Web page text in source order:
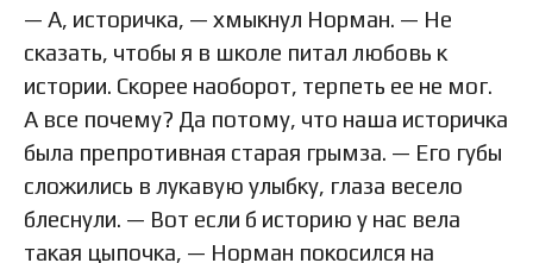
— А, историчка, — хмыкнул Норман. — Не
сказать, чтобы я в школе питал любовь к
истории. Скорее наоборот, терпеть ее не мог.
А все почему? Да потому, что наша историчка
была препротивная старая грымза. — Его губы
сложились в лукавую улыбку, глаза весело
блеснули. — Вот если б историю у нас вела
такая цыпочка, — Норман покосился на